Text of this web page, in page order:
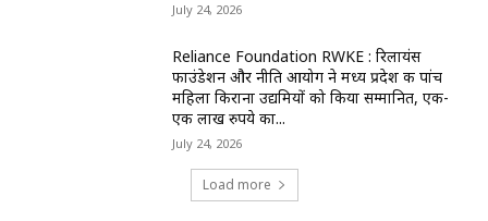
July 24, 2026
Reliance Foundation RWKE : रिलायंस
फाउंडेशन और नीति आयोग ने मध्य प्रदेश की पांच
महिला किराना उद्यमियों को किया सम्मानित, एक-
एक लाख रुपये का...
July 24, 2026
Load more